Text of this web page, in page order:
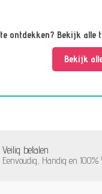
ontdekken? Bekijk alle
Bekijk
Veilig betalen
Eenvoudig, Handig en 100%